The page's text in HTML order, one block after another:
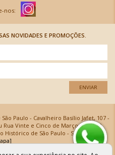
NOVIDADES E PROMOÇÕES.
ENVIAR
Paulo - Cavalheiro Basílio Jafet, 107 -
Rua Vinte e Cinco de Março, 576 - SP,
Histórico de São Paulo - SP
| CNPJ: 61.069.639/0001-18